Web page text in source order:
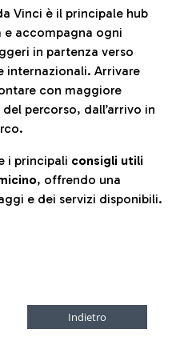
Vinci è il principale hub
e accompagna ogni
in partenza verso
internazionali. Arrivare
con maggiore
percorso, dall’arrivo in
i principali consigli utili
, offrendo una
e dei servizi disponibili.